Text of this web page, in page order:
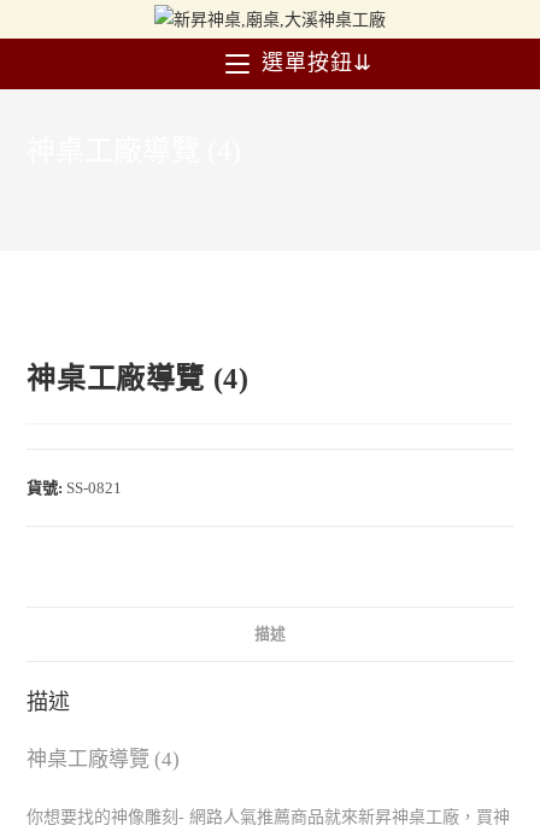
選單按鈕⇊
神桌工廠導覽 (4)
貨號: SS-0821
描述
描述
神桌工廠導覽 (4)
你想要找的神像雕刻- 網路人氣推薦商品就來新昇神桌工廠，買神